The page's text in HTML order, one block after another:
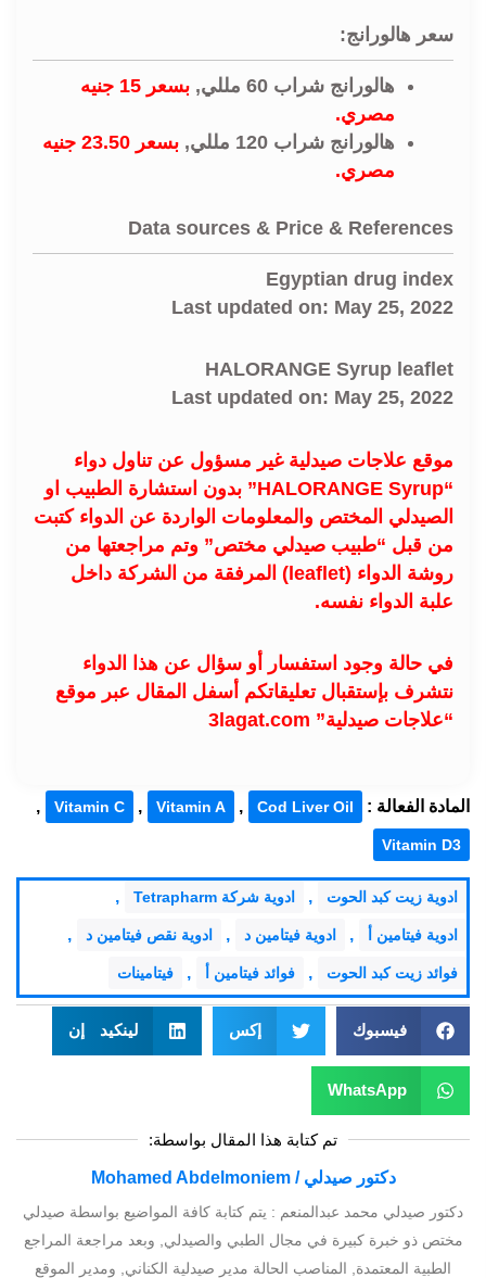
سعر هالورانج:
هالورانج شراب 60 مللي,
بسعر 15 جنيه
مصري.
هالورانج شراب 120 مللي,
بسعر 23.50 جنيه
مصري.
Data sources & Price & References
Egyptian drug index
Last updated on: May 25, 2022
HALORANGE Syrup leaflet
Last updated on: May 25, 2022
موقع علاجات صيدلية غير مسؤول عن تناول دواء
“HALORANGE Syrup” بدون استشارة الطبيب او
الصيدلي المختص والمعلومات الواردة عن الدواء كتبت
من قبل “طبيب صيدلي مختص” وتم مراجعتها من
روشة الدواء (leaflet) المرفقة من الشركة داخل
علبة الدواء نفسه.
في حالة وجود استفسار أو سؤال عن هذا الدواء
نتشرف بإستقبال تعليقاتكم أسفل المقال عبر موقع
“علاجات صيدلية” 3lagat.com
المادة الفعالة : Cod Liver Oil
,
Vitamin A
,
Vitamin C
,
Vitamin D3
ادوية زيت كبد الحوت , ادوية شركة Tetrapharm ,
ادوية فيتامين أ , ادوية فيتامين د , ادوية نقص فيتامين د ,
فوائد زيت كبد الحوت , فوائد فيتامين أ , فيتامينات
فيسبوك إكس لينكيد إن
WhatsApp
تم كتابة هذا المقال بواسطة:
دكتور صيدلي / Mohamed Abdelmoniem
دكتور صيدلي محمد عبدالمنعم : يتم كتابة كافة المواضيع بواسطة صيدلي
مختص ذو خبرة كبيرة في مجال الطبي والصيدلي, وبعد مراجعة المراجع
الطبية المعتمدة, المناصب الحالة مدير صيدلية الكناني, ومدير الموقع